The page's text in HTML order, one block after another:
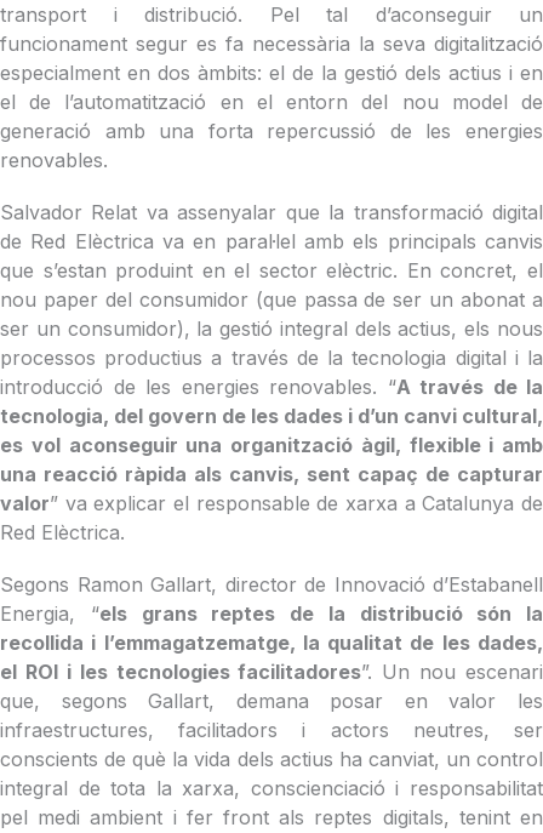
transport i distribució. Pel tal d’aconseguir un
funcionament segur es fa necessària la seva digitalització
especialment en dos àmbits: el de la gestió dels actius i en
el de l’automatització en el entorn del nou model de
generació amb una forta repercussió de les energies
renovables.
Salvador Relat va assenyalar que la transformació digital
de Red Elèctrica va en paral·lel amb els principals canvis
que s’estan produint en el sector elèctric. En concret, el
nou paper del consumidor (que passa de ser un abonat a
ser un consumidor), la gestió integral dels actius, els nous
processos productius a través de la tecnologia digital i la
introducció de les energies renovables. “A través de la
tecnologia, del govern de les dades i d’un canvi cultural,
es vol aconseguir una organització àgil, flexible i amb
una reacció ràpida als canvis, sent capaç de capturar
valor” va explicar el responsable de xarxa a Catalunya de
Red Elèctrica.
Segons Ramon Gallart, director de Innovació d’Estabanell
Energia, “els grans reptes de la distribució són la
recollida i l’emmagatzematge, la qualitat de les dades,
el ROI i les tecnologies facilitadores”. Un nou escenari
que, segons Gallart, demana posar en valor les
infraestructures, facilitadors i actors neutres, ser
conscients de què la vida dels actius ha canviat, un control
integral de tota la xarxa, conscienciació i responsabilitat
pel medi ambient i fer front als reptes digitals, tenint en